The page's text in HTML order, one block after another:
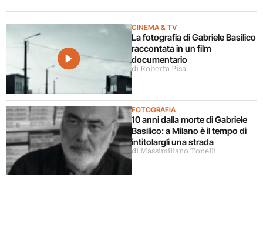
CINEMA & TV
La fotografia di Gabriele Basilico
raccontata in un film
documentario
di Roberta Pisa
FOTOGRAFIA
10 anni dalla morte di Gabriele
Basilico: a Milano è il tempo di
intitolargli una strada
di Massimiliano Tonelli